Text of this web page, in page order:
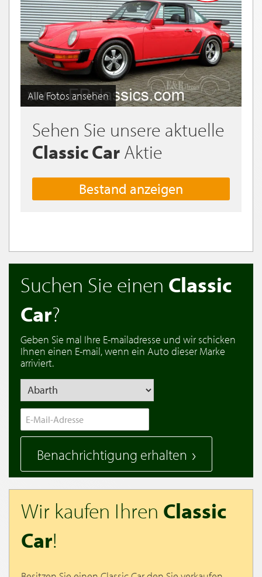
Alle Fotos ansehen
Sehen Sie unsere aktuelle
Classic Car Aktie
Bestand anzeigen
Suchen Sie einen Classic
Car?
Geben Sie mal Ihre E-mailadresse und wir schicken
Ihnen einen E-mail, wenn ein Auto dieser Marke
arriviert.
Benachrichtigung erhalten
Wir kaufen Ihren Classic
Car!